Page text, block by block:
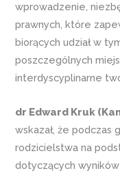
wprowadzenie,
prawnych, które
biorących udział w
poszczególnych
interdyscyplinarne
dr Edward Kruk
wskazał, że podczas
rodzicielstwa na
dotyczących